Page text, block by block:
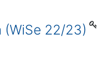
(WiSe 22/23)